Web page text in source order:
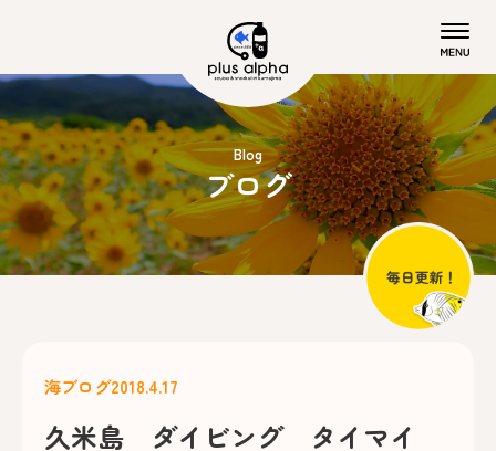
Blog
ブログ
海ブログ2018.4.17
久米島 ダイビング タイマイ